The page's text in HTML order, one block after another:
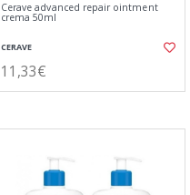
Cerave advanced repair ointment
crema 50ml
CERAVE
11,33€